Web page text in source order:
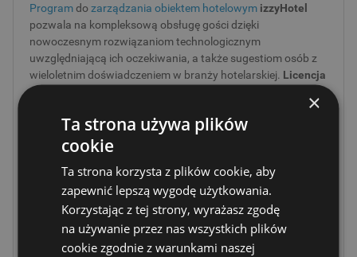
Programdozarządzania obiektem hotelowym izzyHotel
pozwala na kompleksową obsługę gości dzięki
nowoczesnym rozwiązaniom technologicznym
uwzględniającą ich oczekiwania, a także sugestiom osób z
wieloletnim doświadczeniem w branży hotelarskiej. Licencja
na 3 stanowiska w obiekcie posiadającym powyżej 150
Możliwość rozszerzenia pakietu podstawowego pozwala
na dodanie modułów:
obsługa złożonych pakietów oraz sal konferencyjnych
IzzySale
obsługa SPA (z uwzględnieniem kontroli w zakresie
dostępności) -IzzySPA
×
Ta strona używa plików
cookie
Ta strona korzysta z plików cookie, aby
zapewnić lepszą wygodę użytkowania.
Korzystając z tej strony, wyrażasz zgodę
na używanie przez nas wszystkich plików
cookie zgodnie z warunkami naszej